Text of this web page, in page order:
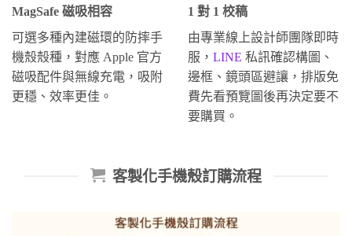
MagSafe 磁吸相容
可選多種內建磁環的防摔手
機殼殼種，對應 Apple 官方
磁吸配件與無線充電，吸附
更穩、效率更佳。
1 對 1 校稿
由專業線上設計師團隊即時
服， LINE 私訊確認構圖、
邊框、鏡頭區避讓，排版免
費先看預覽圖後再決定要不
要購買。
客製化手機殼訂購流程